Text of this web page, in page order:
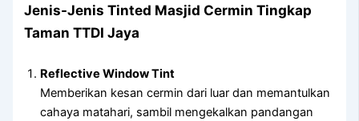
Jenis-Jenis Tinted Masjid Cermin Tingkap
Taman TTDI Jaya
Reflective Window Tint
Memberikan kesan cermin dari luar dan memantulkan
cahaya matahari, sambil mengekalkan pandangan